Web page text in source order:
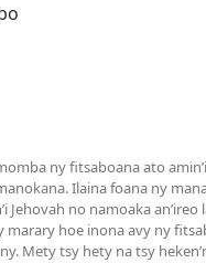
ny fitsaboana ato
Ilaina foana ny
no namoaka
hoe inona avy ny
Mety tsy hety na tsy